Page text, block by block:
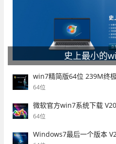
史上最小的
win7精简版64位 239M终
64位
微软官方win7系统下载
64位
Windows7最后一个版本